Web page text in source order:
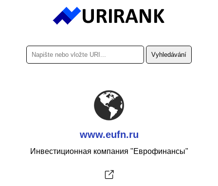
www.eufn.ru
Инвестиционная компания "Еврофинансы"